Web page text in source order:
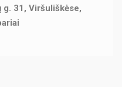
g. 31, Viršuliškėse,